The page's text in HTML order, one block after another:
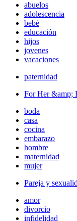
abuelos
adolescencia
bebé
educación
hijos
jovenes
vacaciones
paternidad
For Her &amp;
boda
casa
cocina
embarazo
hombre
maternidad
mujer
Pareja y
amor
divorcio
infidelidad